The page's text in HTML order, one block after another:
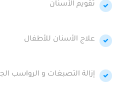
تقويم الأسنان
علاج الأسنان للأطفال
إزالة التصبغات و الرواسب